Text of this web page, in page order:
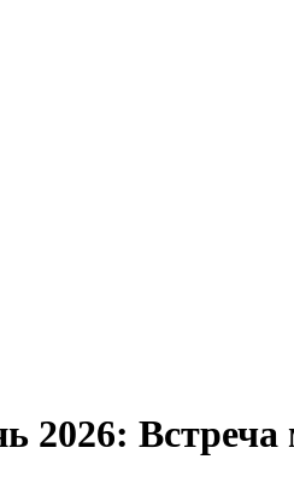
Встреча